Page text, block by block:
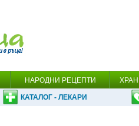
НАРОДНИ РЕЦЕПТИ
КАТАЛОГ - ЛЕКАРИ